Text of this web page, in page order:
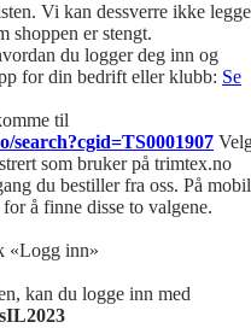
Vi kan dessverre ikke legge
shoppen er stengt.
du logger deg inn og
for din bedrift eller klubb: Se
til
search?cgid=TS0001907
som bruker på trimtex.no
du bestiller fra oss. På mobil
å finne disse to valgene.
«Logg inn»
kan du logge inn med